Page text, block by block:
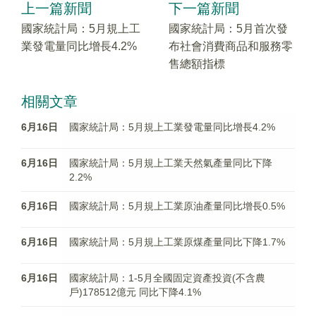
上一篇新聞
國家統計局：5月規上工
業發電量同比增長4.2%
下一篇新聞
國家統計局：5月首次發
布社會消費商品和服務零
售總額指標
相關文章
6月16日 國家統計局：5月規上工業發電量同比增長4.2%
6月16日
國家統計局：5月規上工業天然氣產量同比下降
2.2%
6月16日 國家統計局：5月規上工業原油產量同比增長0.5%
6月16日 國家統計局：5月規上工業原煤產量同比下降1.7%
6月16日
國家統計局：1-5月全國固定資產投資(不含農
戶)178512億元 同比下降4.1%